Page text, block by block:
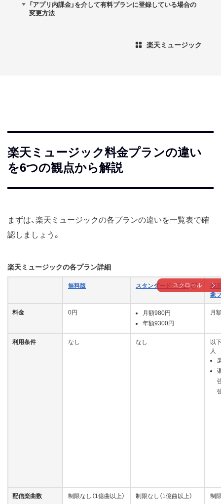
「アプリ内課金」を介して有料プランに登録している場合の
変更方法
楽天ミュージック
楽天ミュージック料金プランの違い
を6つの観点から解説
まずは、楽天ミュージックの各プランの違いを一覧表で確
認しましょう。
楽天ミュージックの各プラン詳細
無料版 スタンダードプラン
楽
象
料金 0円
月額980円
年額9300円
月
利用条件 なし なし
以
人
配信楽曲数 制限なし（1億曲以上） 制限なし（1億曲以上） 制
スクロール